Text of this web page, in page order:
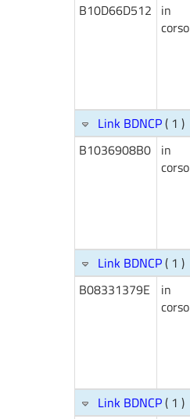
B10D66D512 in
corso
Link BDNCP( 1 )
B1036908B0 in
corso
Link BDNCP( 1 )
B08331379E
in
corso
Link BDNCP( 1 )